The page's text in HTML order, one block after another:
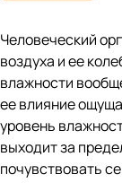
Человеческий
воздуха и ее
влажности
ее влияние
уровень
выходит за
почувствовать